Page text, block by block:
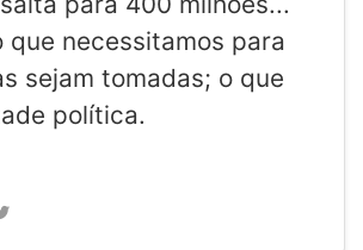
que necessitamos para
sejam tomadas; o que
política.